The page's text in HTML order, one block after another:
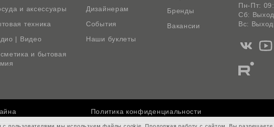
и аксессуары
техника
| Видео
и бытовая
Дизайнерам
События
Наши буклеты
Бренды
Вакансии
Пн-Пт:
Сб:
Вс:
Мы
Вконтакте
Мы
Мы
Политика конфиденциальности